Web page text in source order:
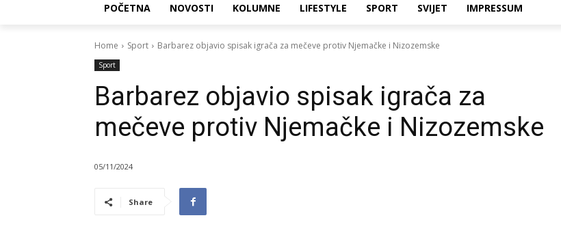
POČETNA NOVOSTI KOLUMNE LIFESTYLE SPORT SVIJET IMPRESSUM
Home Sport Barbarez objavio spisak igrača za mečeve protiv Njemačke i Nizozemske
Sport
Barbarez objavio spisak igrača za
mečeve protiv Njemačke i Nizozemske
05/11/2024
Share